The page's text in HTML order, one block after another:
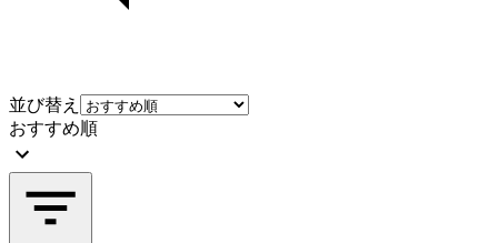
並び替え
おすすめ順